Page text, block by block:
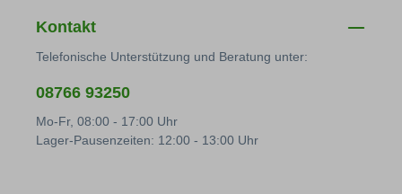
Kontakt
Telefonische Unterstützung und Beratung unter:
08766 93250
Mo-Fr, 08:00 - 17:00 Uhr
Lager-Pausenzeiten: 12:00 - 13:00 Uhr